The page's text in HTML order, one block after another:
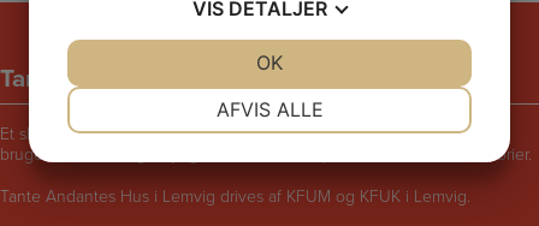
Tante Andantes hus
Et skægt og rart sted for børn i følge med voksne. Bliv udfordret til at
bruge fantasien, lege, synge, danse, male, opfinde eller fortælle historier.
Tante Andantes Hus i Lemvig drives af KFUM og KFUK i Lemvig.
VIS DETALJER
AFVIS ALLE
OK